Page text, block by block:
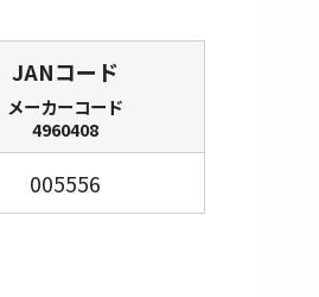
JANコード
メーカーコード
4960408
005556